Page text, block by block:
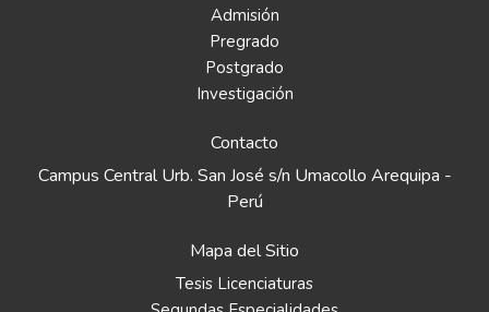
Admisión
Pregrado
Postgrado
Investigación
Contacto
Campus Central Urb. San José s/n Umacollo Arequipa -
Perú
Mapa del Sitio
Tesis Licenciaturas